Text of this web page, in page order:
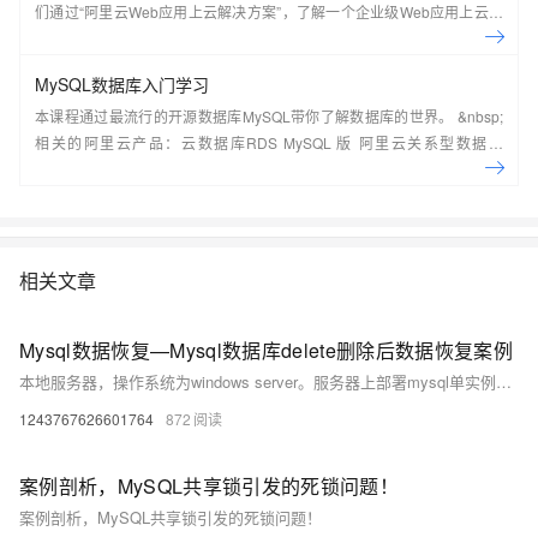
们通过“阿里云Web应用上云解决方案”，了解一个企业级Web应用上云的
MySQL数据库入门学习
本课程通过最流行的开源数据库MySQL带你了解数据库的世界。 &nbsp;
相关的阿里云产品：云数据库RDS MySQL 版 阿里云关系型数据库
RDS（Relational Database Service）是一种稳定可靠、可弹性伸缩的在
相关文章
Mysql数据恢复—Mysql数据库delete删除后数据恢复案例
本地服务器，操作系统为windows server。服务器上部署mysql单实例，innodb引擎，独立表空间。未进行数据库备份，未开启binlog。 人为误操作使用Delete命令删除数据时未添加where子句，导致全表数据被删除。删除后未对该表进行任何操作。需要恢复误删除的数据。 在本案例中的mysql数据库未进行备份，也未开启binlog日志，无法直接还原数据库。
1243767626601764 872
案例剖析，MySQL共享锁引发的死锁问题！
案例剖析，MySQL共享锁引发的死锁问题！